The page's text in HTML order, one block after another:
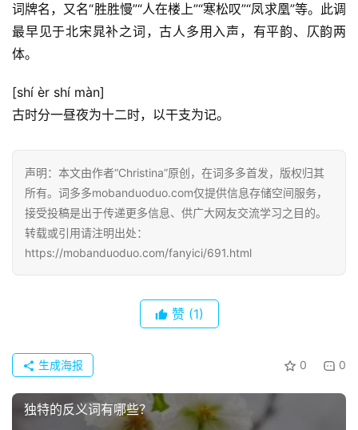
页
词
好
句
经
典
歌
今
诗
词
词牌名，又名“胜胜慢”“人在楼上”“寒松叹”“凤求凰”等。此调
最早见于北宋晁补之词，古人多用入声，有平韵、仄韵两
体。
[shí èr shí màn]
古时分一昼夜为十二时，以干支为记。
声明：本文由作者“Christina”原创，在词多多首发，版权归其
所有。词多多mobanduoduo.com仅提供信息存储空间服务，
接受投稿是出于传递更多信息、供广大网友交流学习之目的。
转载或引用请注明出处：
https://mobanduoduo.com/fanyici/691.html
赞 (1)
0 0
生成海报
独特的反义词有哪些？